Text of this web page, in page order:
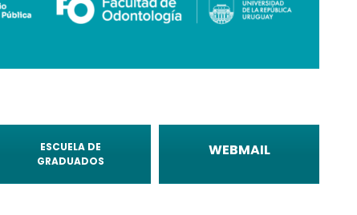
ESCUELA DE
GRADUADOS
WEBMAIL